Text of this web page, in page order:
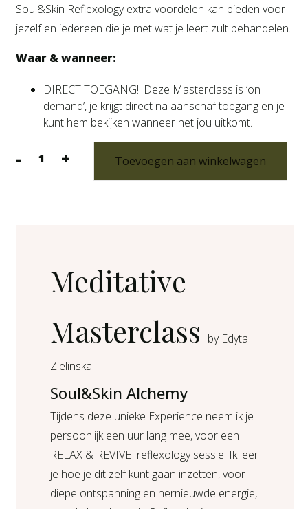
Soul&Skin Reflexology extra voordelen kan bieden voor
jezelf en iedereen die je met wat je leert zult behandelen.
Waar & wanneer:
DIRECT TOEGANG!! Deze Masterclass is ‘on
demand’, je krijgt direct na aanschaf toegang en je
kunt hem bekijken wanneer het jou uitkomt.
-
Meditative+ Toevoegen aan winkelwagen
Meditative
Masterclass by Edyta
Zielinska
Soul&Skin Alchemy
Tijdens deze unieke Experience neem ik je
persoonlijk een uur lang mee, voor een
RELAX & REVIVE reflexology sessie. Ik leer
je hoe je dit zelf kunt gaan inzetten, voor
diepe ontspanning en hernieuwde energie,